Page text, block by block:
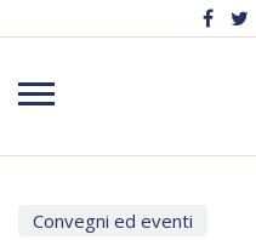
Convegni ed eventi